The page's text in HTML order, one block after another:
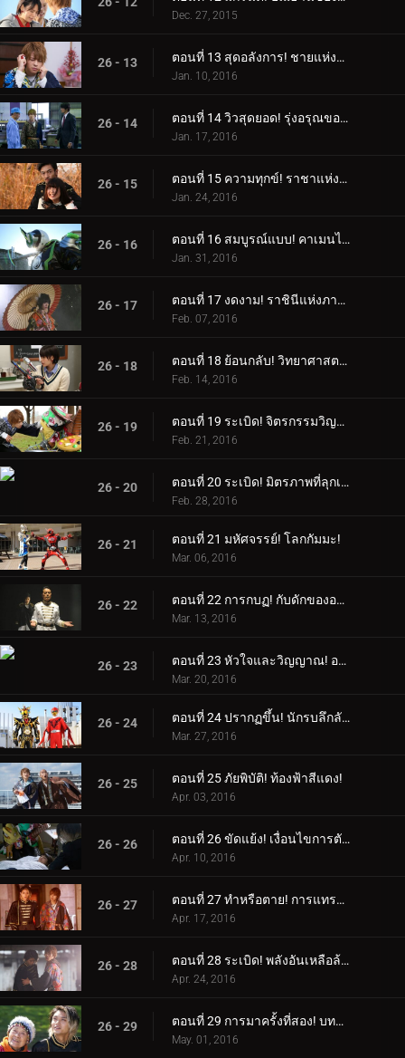
Dec. 27, 2015
26 - 13 ตอนที่ 13 สุดอลังการ! ชายแห่งอิสรภาพ!
Jan. 10, 2016
26 - 14 ตอนที่ 14 วิวสุดยอด! รุ่งอรุณของโลก!
Jan. 17, 2016
26 - 15 ตอนที่ 15 ความทุกข์! ราชาแห่งการหลบหนีที่ดื้อรั้น!
Jan. 24, 2016
26 - 16 ตอนที่ 16 สมบูรณ์แบบ! คาเมนไรเดอร์สีขาว!
Jan. 31, 2016
26 - 17 ตอนที่ 17 งดงาม! ราชินีแห่งภาพลวงตา!
Feb. 07, 2016
26 - 18 ตอนที่ 18 ย้อนกลับ! วิทยาศาสตร์ลึกลับ!
Feb. 14, 2016
26 - 19 ตอนที่ 19 ระเบิด! จิตรกรรมวิญญาณ!
Feb. 21, 2016
26 - 20 ตอนที่ 20 ระเบิด! มิตรภาพที่ลุกเป็นไฟ!
Feb. 28, 2016
26 - 21 ตอนที่ 21 มหัศจรรย์! โลกกัมมะ!
Mar. 06, 2016
26 - 22 ตอนที่ 22 การกบฏ! กับดักของอาเดล!
Mar. 13, 2016
26 - 23 ตอนที่ 23 หัวใจและวิญญาณ! อายคอนยักษ์!
Mar. 20, 2016
26 - 24 ตอนที่ 24 ปรากฏขึ้น! นักรบลึกลับ!
Mar. 27, 2016
26 - 25 ตอนที่ 25 ภัยพิบัติ! ท้องฟ้าสีแดง!
Apr. 03, 2016
26 - 26 ตอนที่ 26 ขัดแย้ง! เงื่อนไขการตัดสินใจ!
Apr. 10, 2016
26 - 27 ตอนที่ 27 ทำหรือตาย! การแทรกซึมอย่างเด็ดเดี่ยว!
Apr. 17, 2016
26 - 28 ตอนที่ 28 ระเบิด! พลังอันเหลือล้น!
Apr. 24, 2016
26 - 29 ตอนที่ 29 การมาครั้งที่สอง! บททดสอบราชาแห่งการหลบหนี!
May. 01, 2016